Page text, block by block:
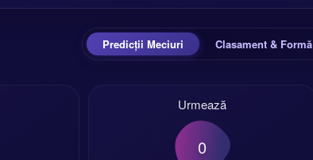
Predicții Meciuri Clasament & Formă
Urmează
0